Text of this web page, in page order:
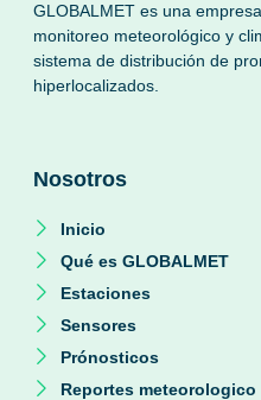
GLOBALMET es una
monitoreo meteorológico y
sistema de distribución de
hiperlocalizados.
Nosotros
Inicio
Qué es GLOBALMET
Estaciones
Sensores
Prónosticos
Reportes meteorologico